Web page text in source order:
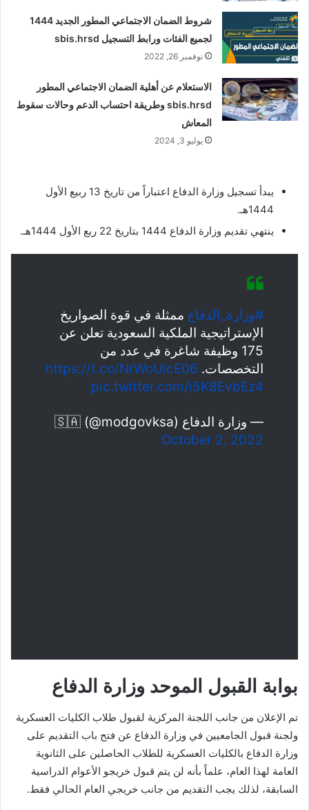
شروط الضمان الاجتماعي المطور الجديد 1444
لجميع الفئات ورابط التسجيل sbis.hrsd
نوفمبر 26, 2022
الاستعلام عن أهلية الضمان الاجتماعي المطور
sbis.hrsd وطريقة احتساب الدعم وحالات سقوط
المعاش
يوليو 3, 2024
يبدأ تسجيل وزارة الدفاع اعتباراً من تاريخ 13 ربيع الأول
1444هـ.
ينتهي تقديم وزارة الدفاع 1444 بتاريخ 22 ربع الأول 1444هـ.
#وزارة_الدفاع ممثلة في قوة الصواريخ
الإستراتيجية الملكية السعودية تعلن عن
175 وظيفة شاغرة في عدد من
التخصصات. https://t.co/NrWoUlcE06
pic.twitter.com/i5K8EvbEz4
— وزارة الدفاع 🇸🇦 (@modgovksa)
October 2, 2022
بوابة القبول الموحد وزارة الدفاع
تم الإعلان من جانب اللجنة المركزية لقبول طلاب الكليات العسكرية
ولجنة قبول الجامعيين في وزارة الدفاع عن فتح باب التقديم على
وزارة الدفاع بالكليات العسكرية للطلاب الحاصلين على الثانوية
العامة لهذا العام، علماً بأنه لن يتم قبول خريجو الأعوام الدراسية
السابقة، لذلك يجب التقديم من جانب خريجي العام الحالي فقط.